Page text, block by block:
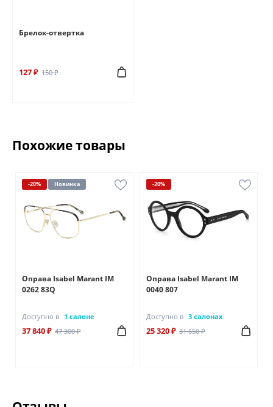
Брелок-отвертка
127 ₽ 150 ₽
Похожие товары
-20% Новинка
Оправа Isabel Marant IM
0262 83Q
Доступно в 1 салоне
37 840 ₽ 47 300 ₽
-20%
Оправа Isabel Marant IM
0040 807
Доступно в 3 салонах
25 320 ₽ 31 650 ₽